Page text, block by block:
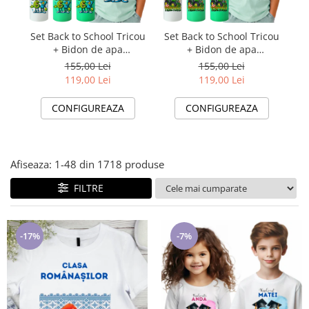
Lenjerii de pat pentru copii
Cadouri Cuplu
Fashion
Pijamale de CRACIUN
Pijamale de dama
Pijamale de barbati
Halate si capoate
Halate si pijamale Family
Incaltaminte
Seturi elegante femei
Umbrele
Pijamale de copii
Pijamale BIG SIZE femei
Cadouri ocazii speciale
Tricouri de craciun
Set Back to School Tricou
+ Bidon de apa
termosensibil la rece
pentru copilul tău Six
Seven
155,00 Lei
119,00 Lei
CONFIGUREAZA
Set Back to School Tricou
+ Bidon de apa
termosensibil la rece
pentru copilul tău
155,00 Lei
119,00 Lei
CONFIGUREAZA
Afiseaza: 1-48 din 1718 produse
FILTRE
-17% -7%